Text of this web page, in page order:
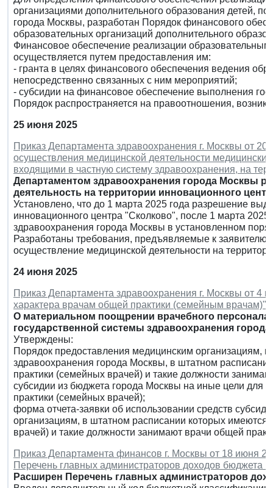
организациями дополнительного образования детей,
города Москвы, разработан Порядок финансового
образовательных организаций дополнительного
Финансовое обеспечение реализации
осуществляется путем предоставления им:
- гранта в целях финансового обеспечения ведения
непосредственно связанных с ним мероприятий;
- субсидии на финансовое обеспечение выполнения
Порядок распространяется на правоотношения,
25 июня 2025
Приказ Департамента здравоохранения г. Москвы от
осуществления медицинской деятельности
входящими в частную систему здравоохранения, на
Департаментом здравоохранения города Москвы
деятельность на территории инновационного
Установлено, что до 1 марта 2025 года разрешение
инновационного центра "Сколково", после 1 марта
здравоохранения города Москвы в установленном
Разработаны требования, предъявляемые к
осуществление медицинской деятельности на
24 июня 2025
Приказ Департамента здравоохранения г. Москвы от 4
характера врачам общей практики (семейным врачам)"
О материальном поощрении врачебного персонала
государственной системы здравоохранения
Утверждены:
Порядок предоставления медицинским организациям,
здравоохранения города Москвы, в штатном
практики (семейных врачей) и такие должности
субсидии из бюджета города Москвы на иные цели для
практики (семейных врачей);
форма отчета-заявки об использовании средств
организациям, в штатном расписании которых
врачей) и такие должности занимают врачи общей
Приказ Департамента финансов г. Москвы от 18 июня
Перечень главных администраторов доходов бюджета
Расширен Перечень главных администраторов